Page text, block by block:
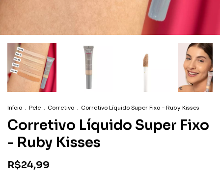
Início . Pele . Corretivo . Corretivo Líquido Super Fixo - Ruby Kisses
Corretivo Líquido Super Fixo
- Ruby Kisses
R$24,99